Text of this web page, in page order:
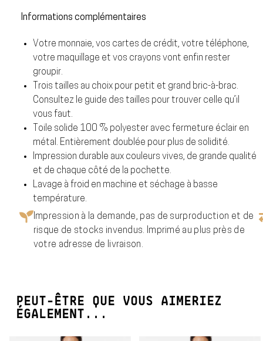
Informations complémentaires
Votre monnaie, vos cartes de crédit, votre téléphone,
votre maquillage et vos crayons vont enfin rester
groupir.
Trois tailles au choix pour petit et grand bric-à-brac.
Consultez le guide des tailles pour trouver celle qu’il
vous faut.
Toile solide 100 % polyester avec fermeture éclair en
métal. Entièrement doublée pour plus de solidité.
Impression durable aux couleurs vives, de grande qualité
et de chaque côté de la pochette.
Lavage à froid en machine et séchage à basse
température.
Impression à la demande, pas de surproduction et de
risque de stocks invendus. Imprimé au plus près de
votre adresse de livraison.
PEUT-ÊTRE QUE VOUS AIMERIEZ
ÉGALEMENT...